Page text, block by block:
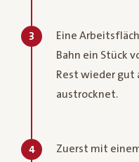
3
Eine
Bahn ein Stück
Rest wieder gut
austrocknet.
4
Zuerst mit